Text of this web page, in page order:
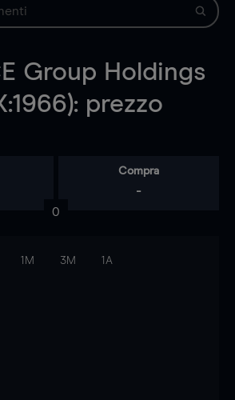
Group Holdings
prezzo
Compra
-
0
1M 3M 1A